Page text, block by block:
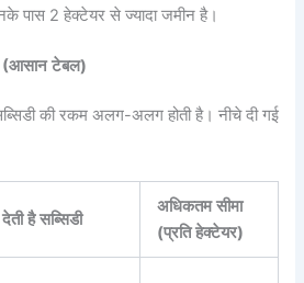
पास 2 हेक्टेयर से ज्यादा जमीन है।
(आसान टेबल)
की रकम अलग-अलग होती है। नीचे दी गई
देती है सब्सिडी
अधिकतम सीमा
(प्रति हेक्टेयर)